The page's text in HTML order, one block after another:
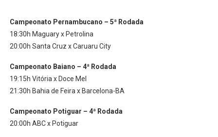
Campeonato Pernambucano – 5ª Rodada
18:30h Maguary x Petrolina
20:00h Santa Cruz x Caruaru City
Campeonato Baiano – 4ª Rodada
19:15h Vitória x Doce Mel
21:30h Bahia de Feira x Barcelona-BA
Campeonato Potiguar – 4ª Rodada
20:00h ABC x Potiguar